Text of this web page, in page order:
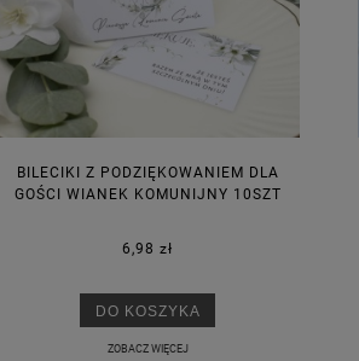
BILECIKI Z PODZIĘKOWANIEM DLA
GOŚCI WIANEK KOMUNIJNY 10SZT
6,98 zł
DO KOSZYKA
ZOBACZ WIĘCEJ